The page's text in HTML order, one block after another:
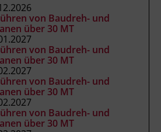
7
von Baudreh- und
über 30 MT
von Baudreh- und
über 30 MT
von Baudreh- und
über 30 MT
von Baudreh- und
über 30 MT